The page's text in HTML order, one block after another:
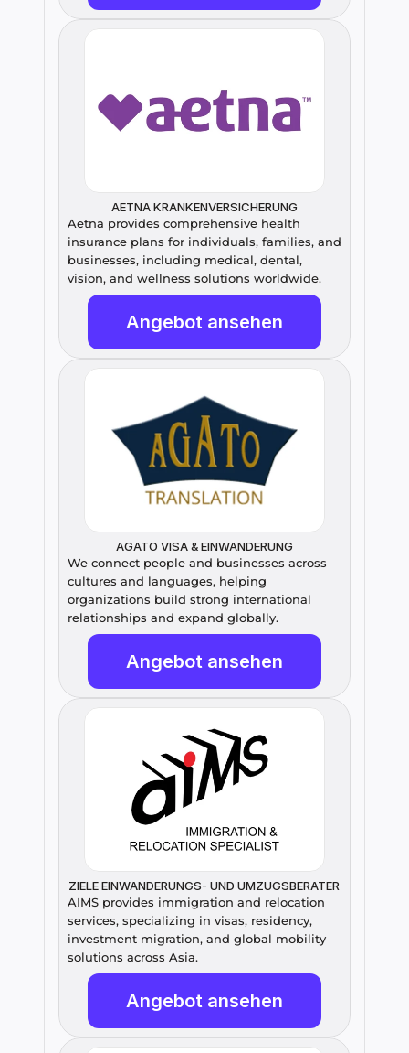
AETNA KRANKENVERSICHERUNG
Aetna provides comprehensive health
insurance plans for individuals, families, and
businesses, including medical, dental,
vision, and wellness solutions worldwide.
Angebot ansehen
AGATO VISA & EINWANDERUNG
We connect people and businesses across
cultures and languages, helping
organizations build strong international
relationships and expand globally.
Angebot ansehen
ZIELE EINWANDERUNGS- UND UMZUGSBERATER
AIMS provides immigration and relocation
services, specializing in visas, residency,
investment migration, and global mobility
solutions across Asia.
Angebot ansehen